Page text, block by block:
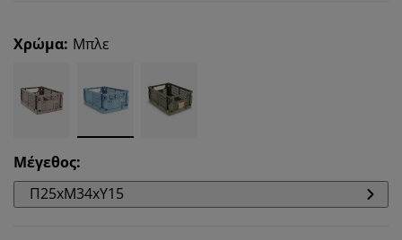
Χρώμα: Μπλε
Μέγεθος:
Π25xΜ34xΥ15